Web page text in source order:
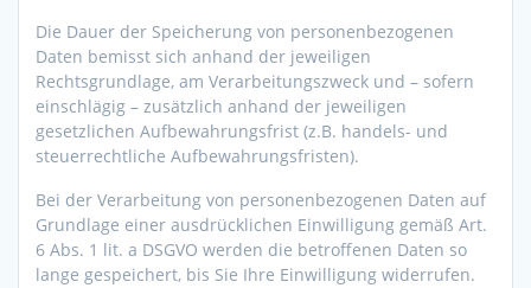
Die Dauer der Speicherung von personenbezogenen
Daten bemisst sich anhand der jeweiligen
Rechtsgrundlage, am Verarbeitungszweck und – sofern
einschlägig – zusätzlich anhand der jeweiligen
gesetzlichen Aufbewahrungsfrist (z.B. handels- und
steuerrechtliche Aufbewahrungsfristen).
Bei der Verarbeitung von personenbezogenen Daten auf
Grundlage einer ausdrücklichen Einwilligung gemäß Art.
6 Abs. 1 lit. a DSGVO werden die betroffenen Daten so
lange gespeichert, bis Sie Ihre Einwilligung widerrufen.